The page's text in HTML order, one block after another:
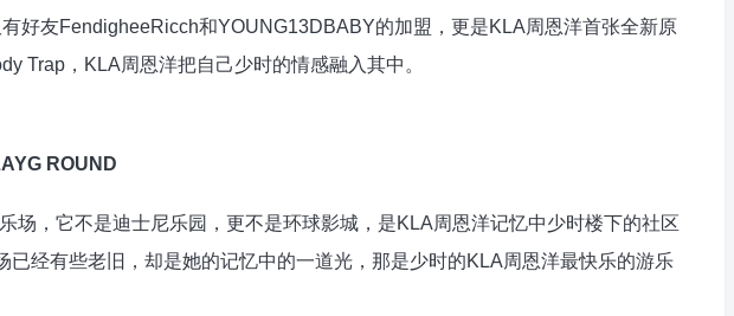
好友FendigheeRicch和YOUNG13DBABY的加盟，更是KLA周恩洋首张全新原
Trap，KLA周恩洋把自己少时的情感融入其中。
ROUND
它不是迪士尼乐园，更不是环球影城，是KLA周恩洋记忆中少时楼下的社区
已经有些老旧，却是她的记忆中的一道光，那是少时的KLA周恩洋最快乐的游乐